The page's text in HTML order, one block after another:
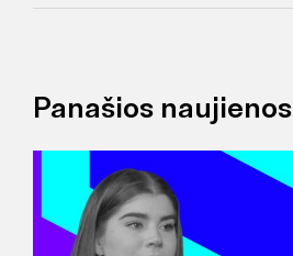
Panašios naujienos